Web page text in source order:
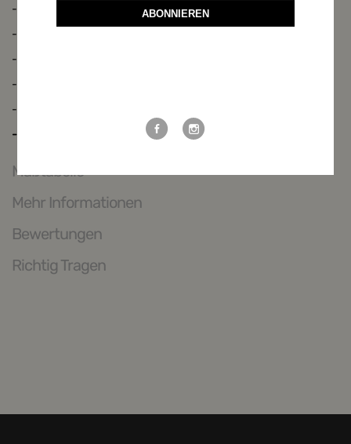
- helle Zier-Nähte
- wird mit Gürtel + Schnalle geliefert
- geknöpfte Gesäßtasche
- echtes, weiches Wildbockleder
- weich und robust
- Material: edles Wildbockleder, Farbe: rinde
Maßtabelle
Mehr Informationen
Bewertungen
Richtig Tragen
ABONNIEREN